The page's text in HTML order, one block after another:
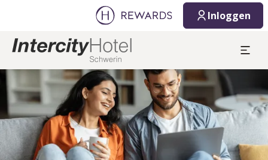
Inloggen
Dia 1 van 1